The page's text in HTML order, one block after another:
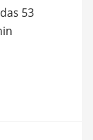
53